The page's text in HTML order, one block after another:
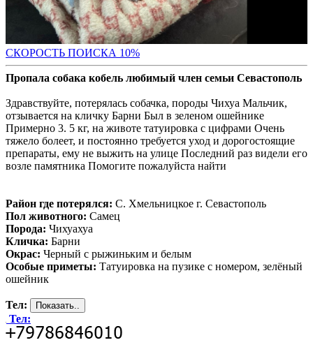
СКОРОСТЬ ПОИСКА 10%
Пропала собака кобель любимый член семьи Севастополь
Здравствуйте, потерялась собачка, породы Чихуа Мальчик,
отзывается на кличку Барни Был в зеленом ошейнике
Примерно 3. 5 кг, на животе татуировка с цифрами Очень
тяжело болеет, и постоянно требуется уход и дорогостоящие
препараты, ему не выжить на улице Последний раз видели его
возле памятника Помогите пожалуйста найти
Район где потерялся: С. Хмельницкое г. Севастополь
Пол животного: Самец
Порода: Чихуахуа
Кличка: Барни
Окрас: Черный с рыжиньким и белым
Особые приметы: Татуировка на пузике с номером, зелёный
ошейник
Тел:
Тел: